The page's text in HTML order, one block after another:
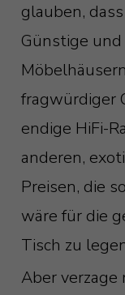
glauben,
Günstige und
fragwürdiger
endige HiFi-
anderen,
Preisen, die
wäre für die
Tisch zu
Aber verzage